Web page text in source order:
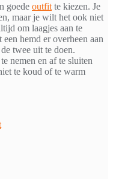
goede outfit te kiezen. Je
maar je wilt het ook niet
om laagjes aan te
hemd er overheen aan
twee uit te doen.
nemen en af te sluiten
te koud of te warm